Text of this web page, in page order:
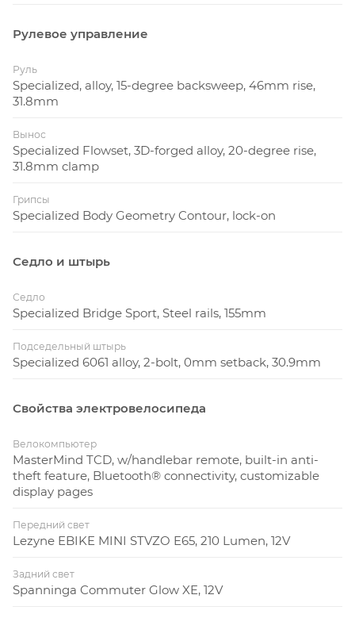
Рулевое управление
Руль
Specialized, alloy, 15-degree backsweep, 46mm rise,
31.8mm
Вынос
Specialized Flowset, 3D-forged alloy, 20-degree rise,
31.8mm clamp
Грипсы
Specialized Body Geometry Contour, lock-on
Седло и штырь
Седло
Specialized Bridge Sport, Steel rails, 155mm
Подседельный штырь
Specialized 6061 alloy, 2-bolt, 0mm setback, 30.9mm
Свойства электровелосипеда
Велокомпьютер
MasterMind TCD, w/handlebar remote, built-in anti-
theft feature, Bluetooth® connectivity, customizable
display pages
Передний свет
Lezyne EBIKE MINI STVZO E65, 210 Lumen, 12V
Задний свет
Spanninga Commuter Glow XE, 12V